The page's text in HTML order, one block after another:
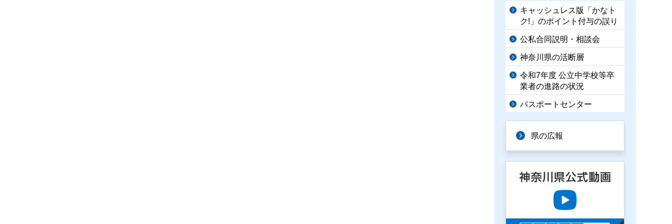
キャッシュレス版「かなト
ク!」のポイント付与の誤り
公私合同説明・相談会
神奈川県の活断層
令和7年度 公立中学校等卒
業者の進路の状況
パスポートセンター
県の広報